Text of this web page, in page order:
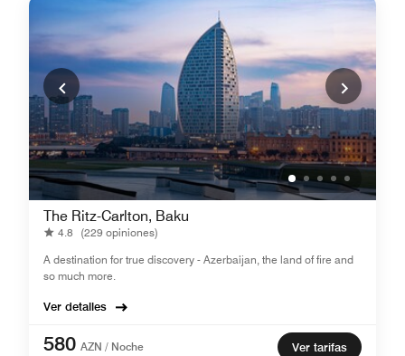
The Ritz-Carlton, Baku
4.8
(229 opiniones)
A destination for true discovery - Azerbaijan, the land of fire and
so much more.
Ver detalles
580 AZN / Noche
Ver tarifas